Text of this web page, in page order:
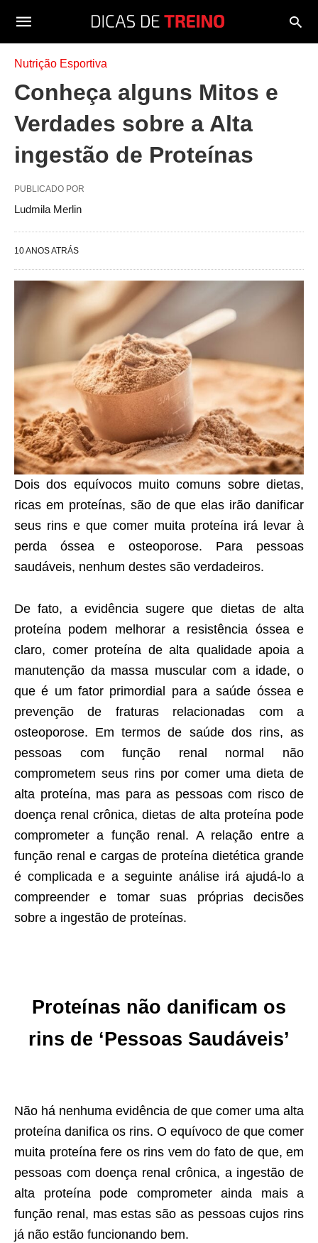
Nutrição Esportiva
Conheça alguns Mitos e
Verdades sobre a Alta
ingestão de Proteínas
PUBLICADO POR
Ludmila Merlin
10 ANOS ATRÁS
Dois dos equívocos muito comuns sobre dietas,
ricas em proteínas, são de que elas irão danificar
seus rins e que comer muita proteína irá levar à
perda óssea e osteoporose. Para pessoas
saudáveis, nenhum destes são verdadeiros.
De fato, a evidência sugere que dietas de alta
proteína podem melhorar a resistência óssea e
claro, comer proteína de alta qualidade apoia a
manutenção da massa muscular com a idade, o
que é um fator primordial para a saúde óssea e
prevenção de fraturas relacionadas com a
osteoporose. Em termos de saúde dos rins, as
pessoas com função renal normal não
comprometem seus rins por comer uma dieta de
alta proteína, mas para as pessoas com risco de
doença renal crônica, dietas de alta proteína pode
comprometer a função renal. A relação entre a
função renal e cargas de proteína dietética grande
é complicada e a seguinte análise irá ajudá-lo a
compreender e tomar suas próprias decisões
sobre a ingestão de proteínas.
Proteínas não danificam os
rins de ‘Pessoas Saudáveis’
Não há nenhuma evidência de que comer uma alta
proteína danifica os rins. O equívoco de que comer
muita proteína fere os rins vem do fato de que, em
pessoas com doença renal crônica, a ingestão de
alta proteína pode comprometer ainda mais a
função renal, mas estas são as pessoas cujos rins
já não estão funcionando bem.